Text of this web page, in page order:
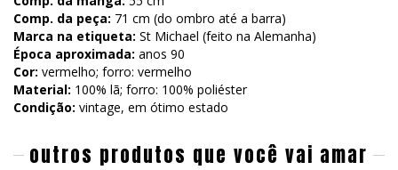
Comp. da peça: 71 cm (do ombro até a barra)
Marca na etiqueta: St Michael (feito na Alemanha)
Época aproximada: anos 90
Cor: vermelho; forro: vermelho
Material: 100% lã; forro: 100% poliéster
Condição: vintage, em ótimo estado
outros produtos que você vai amar